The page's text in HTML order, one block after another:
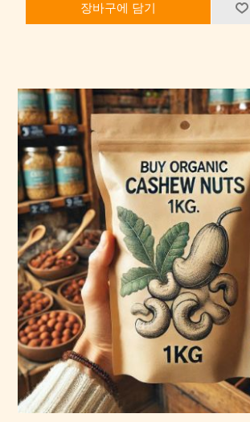
장바구에 담기